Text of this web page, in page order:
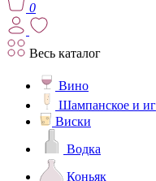
0
Весь каталог
Вино
Шампанское и
Виски
Водка
Коньяк